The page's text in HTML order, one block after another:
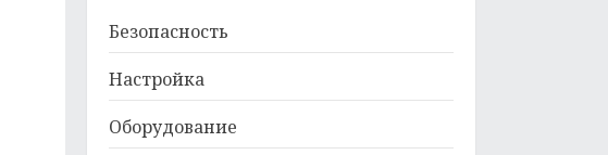
Безопасность
Настройка
Оборудование